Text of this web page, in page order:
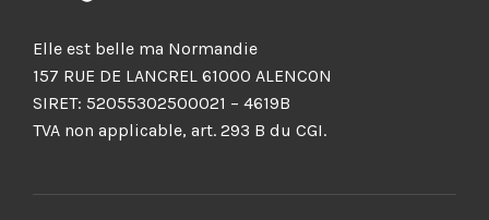
Elle est belle ma Normandie
157 RUE DE LANCREL 61000 ALENCON
SIRET: 52055302500021 – 4619B
TVA non applicable, art. 293 B du CGI.